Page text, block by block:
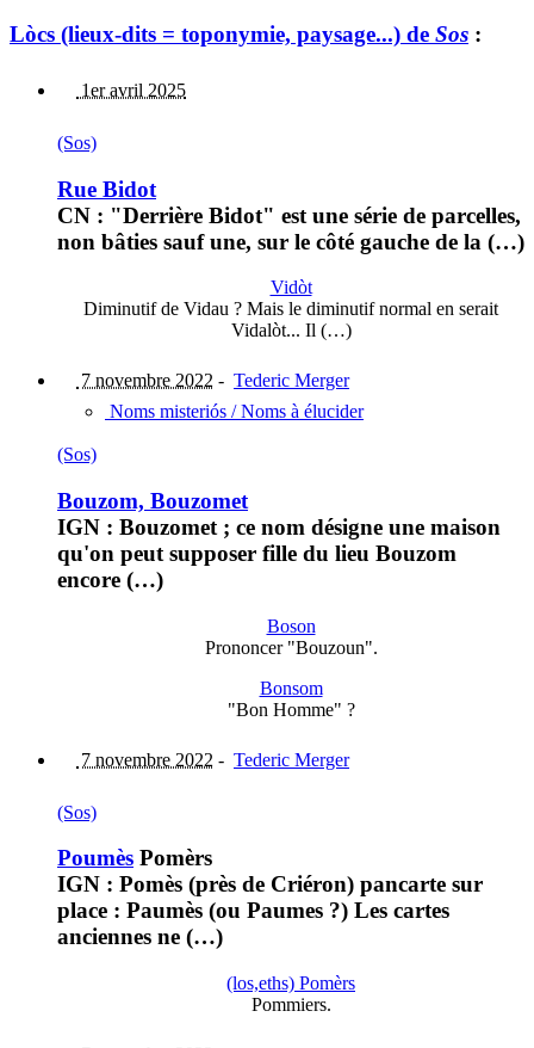
Lòcs (lieux-dits = toponymie, paysage...) de Sos :
1er avril 2025
(Sos)
Rue Bidot
CN : "Derrière Bidot" est une série de parcelles,
non bâties sauf une, sur le côté gauche de la (…)
Vidòt
Diminutif de Vidau ? Mais le diminutif normal en serait
Vidalòt... Il (…)
7 novembre 2022 - Tederic Merger
Noms misteriós / Noms à élucider
(Sos)
Bouzom, Bouzomet
IGN : Bouzomet ; ce nom désigne une maison
qu'on peut supposer fille du lieu Bouzom
encore (…)
Boson
Prononcer "Bouzoun".
Bonsom
"Bon Homme" ?
7 novembre 2022 - Tederic Merger
(Sos)
Poumès Pomèrs
IGN : Pomès (près de Criéron) pancarte sur
place : Paumès (ou Paumes ?) Les cartes
anciennes ne (…)
(los,eths) Pomèrs
Pommiers.